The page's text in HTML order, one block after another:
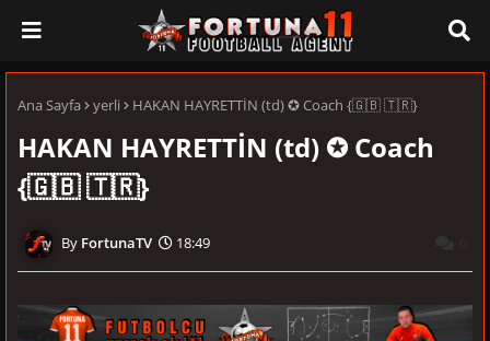
Ana Sayfa yerli HAKAN HAYRETTİN (td) ✪ Coach {🇬🇧 🇹🇷}
HAKAN HAYRETTİN (td) ✪ Coach
{🇬🇧 🇹🇷}
FortunaTV 18:49